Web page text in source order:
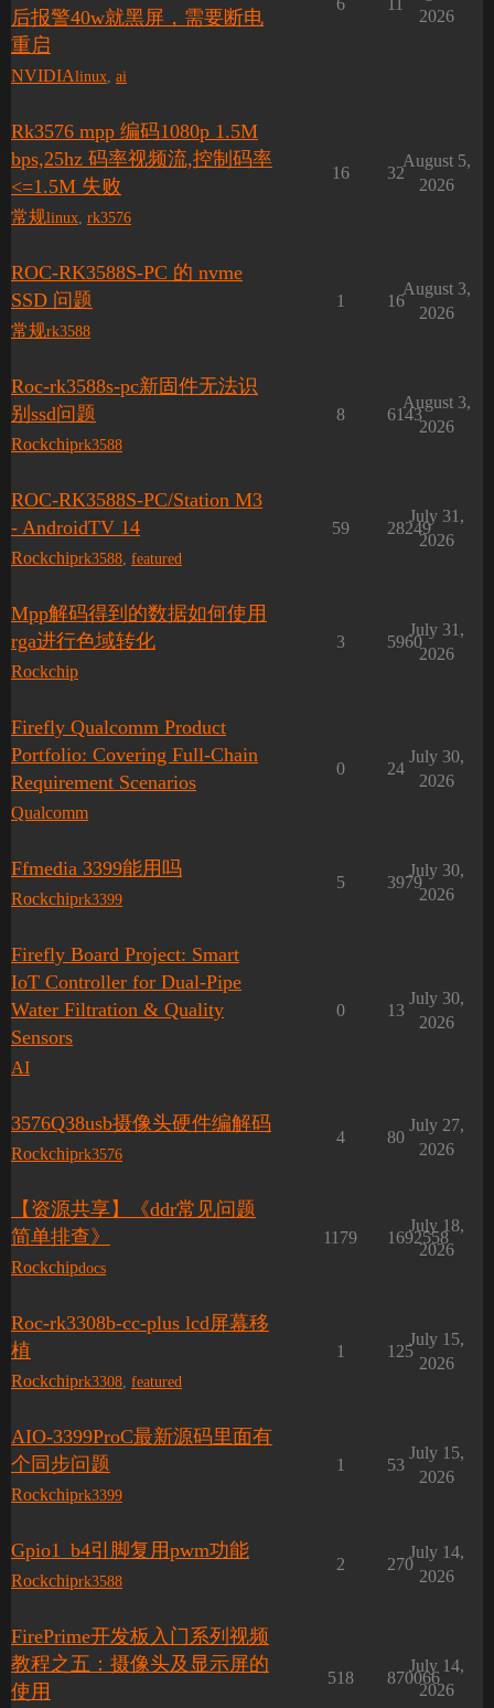
后报警40w就黑屏，需要断电
重启
NVIDIAlinux ai
6
2026
Rk3576 mpp 编码1080p 1.5M
bps,25hz 码率视频流,控制码率
<=1.5M 失败
常规linux rk3576
16 32
August 5,
2026
ROC-RK3588S-PC 的 nvme
SSD 问题
常规rk3588
1 16
August 3,
2026
Roc-rk3588s-pc新固件无法识
别ssd问题
Rockchiprk3588
8 6143
August 3,
2026
ROC-RK3588S-PC/Station M3
- AndroidTV 14
Rockchiprk3588 featured
59 28249
July 31,
2026
Mpp解码得到的数据如何使用
rga进行色域转化
Rockchip
3 5960
July 31,
2026
Firefly Qualcomm Product
Portfolio: Covering Full-Chain
Requirement Scenarios
Qualcomm
0 24
July 30,
2026
Ffmedia 3399能用吗
Rockchiprk3399
5 3979
July 30,
2026
Firefly Board Project: Smart
IoT Controller for Dual-Pipe
Water Filtration & Quality
Sensors
AI
0 13
July 30,
2026
3576Q38usb摄像头硬件编解码
Rockchiprk3576
4 80
July 27,
2026
【资源共享】《ddr常见问题
简单排查》
Rockchipdocs
1179 1692558
July 18,
2026
Roc-rk3308b-cc-plus lcd屏幕移
植
Rockchiprk3308 featured
1 125
July 15,
2026
AIO-3399ProC最新源码里面有
个同步问题
Rockchiprk3399
1 53
July 15,
2026
Gpio1_b4引脚复用pwm功能
Rockchiprk3588
2 270
July 14,
2026
FirePrime开发板入门系列视频
教程之五：摄像头及显示屏的
使用
518 870066
July 14,
2026